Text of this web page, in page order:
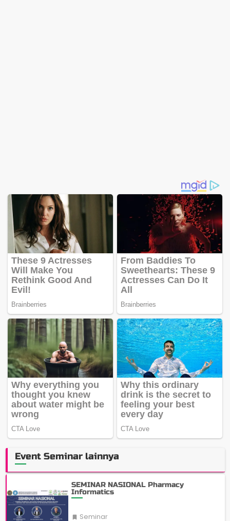
Event Seminar lainnya
SEMINAR NASIONAL Pharmacy
Informatics
 Seminar